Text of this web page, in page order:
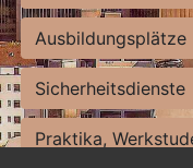
Ausbildungsplätze
Sicherheitsdienste
Praktika,